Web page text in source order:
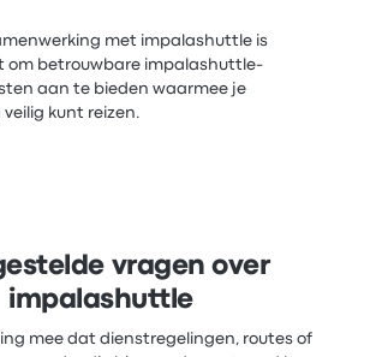
met impalashuttle is
om betrouwbare impalashuttle-
aan te bieden waarmee je
kunt reizen.
vragen over
impalashuttle
mee dat dienstregelingen, routes of